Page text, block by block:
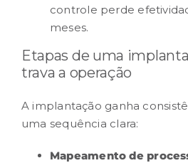
controle perde
meses.
Etapas de uma
trava a operação
A implantação ganha
uma sequência clara:
Mapeamento de